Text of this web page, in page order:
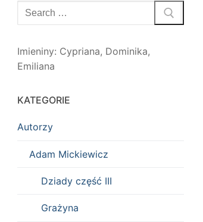
Szukaj:
Imieniny: Cypriana, Dominika,
Emiliana
KATEGORIE
Autorzy
Adam Mickiewicz
Dziady część III
Grażyna